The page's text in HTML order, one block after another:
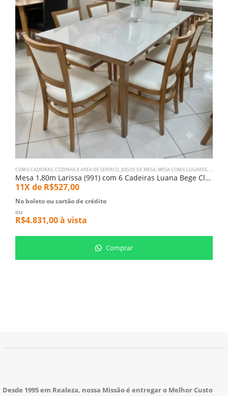
COM 6 CADEIRAS,COZINHA E AREA DE SERVICO, JOGOS DE MESA, MESA COM 6 LUGARES,SALA
Mesa 1,80m Larissa (991) com 6 Cadeiras Luana Bege Claro (4613)
11X de R$527,00
No boleto ou cartão de crédito
ou
R$4.831,00à vista
Comprar
Desde 1995 em Realeza, nossa Missão é entregar o Melhor Custo